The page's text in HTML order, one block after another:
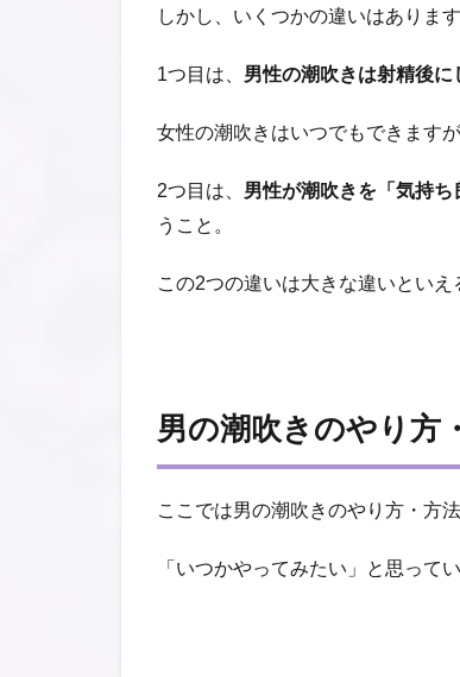
しかし、いくつかの違いはあります
1つ目は、 男性の潮吹きは射精後に
女性の潮吹きはいつでもできます
2つ目は、 男性が潮吹きを「気持
うこと。
この2つの違いは大きな違いといえ
男の潮吹きのやり方
ここでは男の潮吹きのやり方・方
「いつかやってみたい」と思って